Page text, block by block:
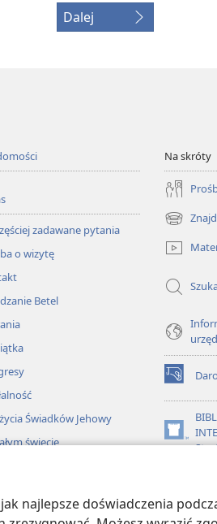
najlepsze doświadczenia
Dalej
zadawane pytania
o wizytę
Betel
Świadków Jehowy
świecie
Na skróty
(opens
new
window)
(opens
new
window)
(opens